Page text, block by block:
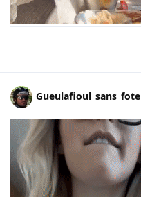
Gueulafioul_sans_fote